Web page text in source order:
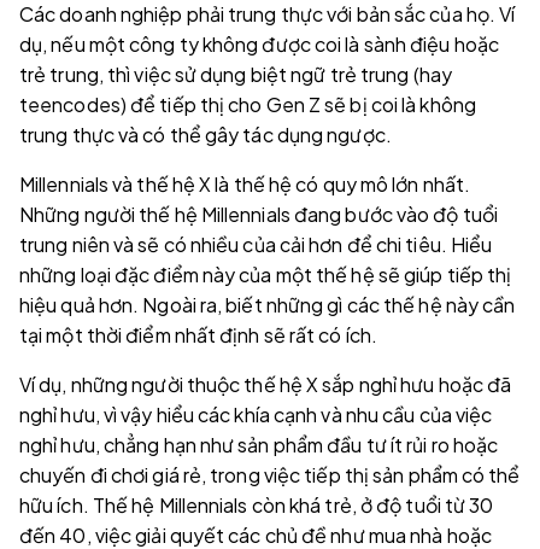
Các doanh nghiệp phải trung thực với bản sắc của họ. Ví
dụ, nếu một công ty không được coi là sành điệu hoặc
trẻ trung, thì việc sử dụng biệt ngữ trẻ trung (hay
teencodes) để tiếp thị cho Gen Z sẽ bị coi là không
trung thực và có thể gây tác dụng ngược.
Millennials và thế hệ X là thế hệ có quy mô lớn nhất.
Những người thế hệ Millennials đang bước vào độ tuổi
trung niên và sẽ có nhiều của cải hơn để chi tiêu. Hiểu
những loại đặc điểm này của một thế hệ sẽ giúp tiếp thị
hiệu quả hơn. Ngoài ra, biết những gì các thế hệ này cần
tại một thời điểm nhất định sẽ rất có ích.
Ví dụ, những người thuộc thế hệ X sắp nghỉ hưu hoặc đã
nghỉ hưu, vì vậy hiểu các khía cạnh và nhu cầu của việc
nghỉ hưu, chẳng hạn như sản phẩm đầu tư ít rủi ro hoặc
chuyến đi chơi giá rẻ, trong việc tiếp thị sản phẩm có thể
hữu ích. Thế hệ Millennials còn khá trẻ, ở độ tuổi từ 30
đến 40, việc giải quyết các chủ đề như mua nhà hoặc